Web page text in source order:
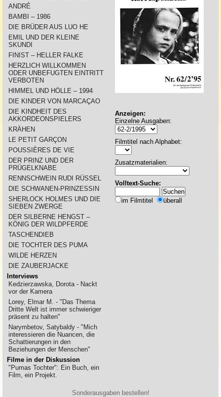
ANDRÉ
BAMBI – 1986
DIE BRÜDER AUS LUO HE
EMIL UND DER KLEINE
SKUNDI
FINIST – HELLER FALKE
HERZLICH WILLKOMMEN
ODER UNBEFUGTEN EINTRITT
VERBOTEN
HIMMEL UND HÖLLE – 1994
DIE KINDER VON MARCAÇAO
DIE KINDHEIT DES
AKKORDEONSPIELERS
KRÄHEN
LE PETIT GARÇON
POUSSIÈRES DE VIE
DER PRINZ UND DER
PRÜGELKNABE
RENNSCHWEIN RUDI RÜSSEL
DIE SCHWANEN-PRINZESSIN
SHERLOCK HOLMES UND DIE
SIEBEN ZWERGE
DER SILBERNE HENGST –
KÖNIG DER WILDPFERDE
TASCHENDIEB
DIE TOCHTER DES PUMA
WILDE HERZEN
DIE ZAUBERJACKE
Interviews
Kedzierzawska, Dorota - Nackt
vor der Kamera
Lorey, Elmar M. - "Das Thema
Dritte Welt ist immer schwieriger
präsent zu halten"
Narymbetov, Satybaldy - "Mich
interessieren die Nuancen, die
Schattierungen in den
Beziehungen der Menschen"
Filme in der Diskussion
"Pumas Tochter": Ein Buch, ein
Film, ein Projekt.
Anzeigen:
Einzelne Ausgaben:
Filmtitel nach Alphabet:
Zusatzmaterialien:
Volltext-Suche:
im Filmtitel überall
Sonderausgaben bestellen!